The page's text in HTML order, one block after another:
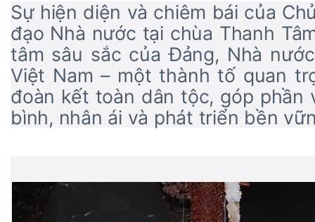
Sự hiện diện và chiêm bái của
đạo Nhà nước tại chùa Thanh
tâm sâu sắc của Đảng, Nhà
Việt Nam – một thành tố quan
đoàn kết toàn dân tộc, góp phần
bình, nhân ái và phát triển bền